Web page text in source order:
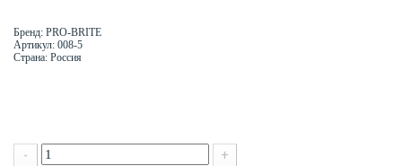
Бренд: PRO-BRITE
Артикул: 008-5
Страна: Россия
- +